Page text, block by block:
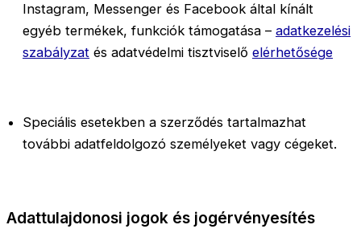
Instagram, Messenger és Facebook által kínált
egyéb termékek, funkciók támogatása – adatkezelési
szabályzat és adatvédelmi tisztviselő elérhetősége
Speciális esetekben a szerződés tartalmazhat
további adatfeldolgozó személyeket vagy cégeket.
Adattulajdonosi jogok és jogérvényesítés